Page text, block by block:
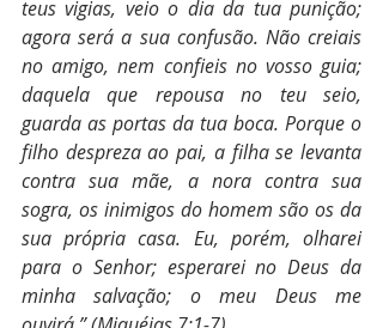
teus vigias, veio o dia da tua punição;
agora será a sua confusão. Não creiais
no amigo, nem confieis no vosso guia;
daquela que repousa no teu seio,
guarda as portas da tua boca. Porque o
filho despreza ao pai, a filha se levanta
contra sua mãe, a nora contra sua
sogra, os inimigos do homem são os da
sua própria casa. Eu, porém, olharei
para o Senhor; esperarei no Deus da
minha salvação; o meu Deus me